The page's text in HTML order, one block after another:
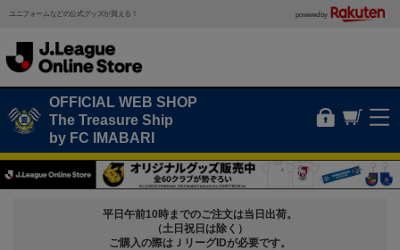
ユニフォームなどの公式グッズが買える！ powered by
OFFICIAL WEB SHOP
The Treasure Ship
by FC IMABARI
平日午前10時までのご注文は当日出荷。
（土日祝日は除く）
ご購入の際はＪリーグIDが必要です。